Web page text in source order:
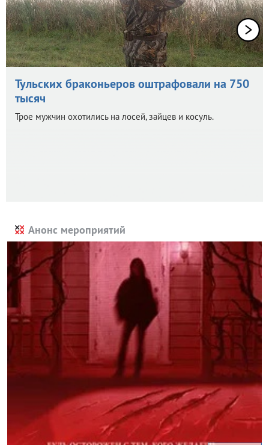
Тульских браконьеров оштрафовали на 750
тысяч
Трое мужчин охотились на лосей, зайцев и косуль.
Анонс мероприятий